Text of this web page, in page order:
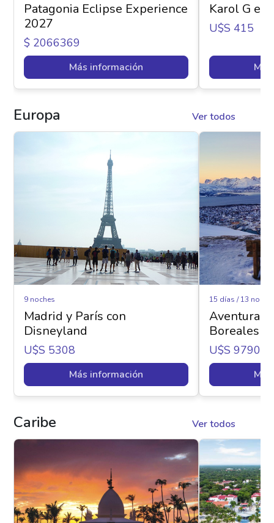
Patagonia Eclipse Experience
2027
$ 2066369
Más información
Karol G
U$s 415
Europa Ver todos
9 noches
Madrid y París con
Disneyland
U$s 5308
Más información
15 días / 13
Aventura
Boreales -
U$s 9790
Caribe Ver todos